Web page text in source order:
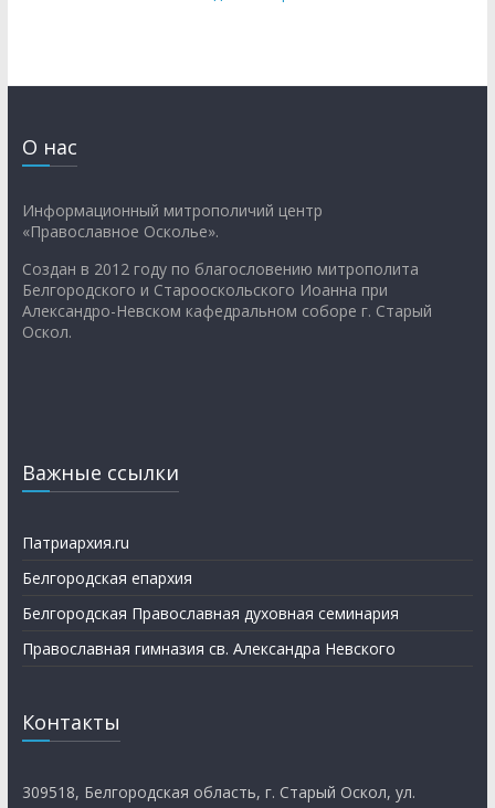
О нас
Информационный митрополичий центр
«Православное Осколье».
Создан в 2012 году по благословению митрополита
Белгородского и Старооскольского Иоанна при
Александро-Невском кафедральном соборе г. Старый
Оскол.
Важные ссылки
Патриархия.ru
Белгородская епархия
Белгородская Православная духовная семинария
Православная гимназия св. Александра Невского
Контакты
309518, Белгородская область, г. Старый Оскол, ул.